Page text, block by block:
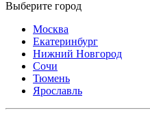
Москва
Екатеринбург
Нижний Новгород
Сочи
Тюмень
Ярославль